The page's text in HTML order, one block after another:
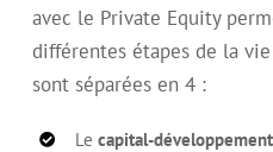
avec le Private Equity
différentes étapes de la
sont séparées en 4 :
Le capital-développement